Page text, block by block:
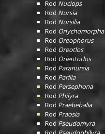
Rod Nuciops
Rod Nursia
Rod Nursilia
Rod Onychomorpha
Rod Oreophorus
Rod Oreotlos
Rod Orientotlos
Rod Paranursia
Rod Parilia
Rod Persephona
Rod Philyra
Rod Praebebalia
Rod Praosia
Rod Pseudomyra